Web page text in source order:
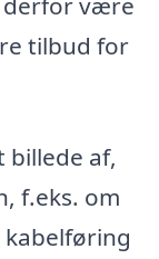
tilbud for
billede af,
f.eks. om